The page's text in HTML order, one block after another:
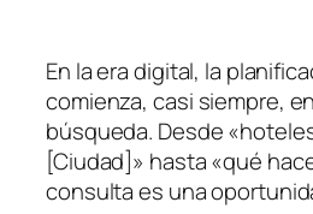
En la era digital, la
comienza, casi siempre,
búsqueda. Desde
[Ciudad]» hasta «qué
consulta es una